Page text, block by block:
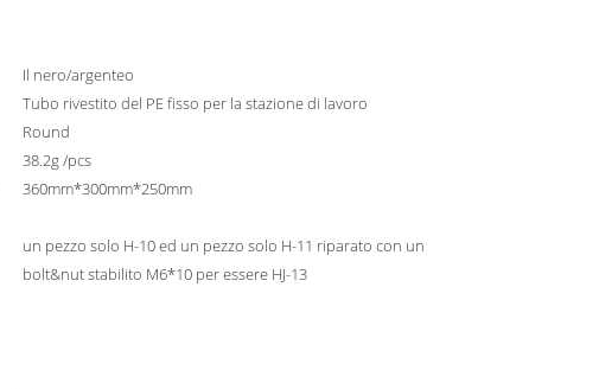
Il nero/argenteo
Tubo rivestito del PE fisso per la stazione di lavoro
Round
38.2g /pcs
360mm*300mm*250mm
un pezzo solo H-10 ed un pezzo solo H-11 riparato con un
bolt&nut stabilito M6*10 per essere HJ-13